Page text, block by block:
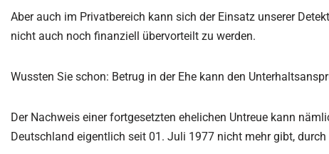
Aber auch im Privatbereich kann sich der Einsatz unserer
nicht auch noch finanziell übervorteilt zu werden.
Wussten Sie schon: Betrug in der Ehe kann den
Der Nachweis einer fortgesetzten ehelichen Untreue kann
Deutschland eigentlich seit 01. Juli 1977 nicht mehr gibt,